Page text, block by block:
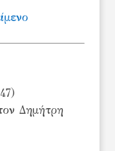
Δημήτρη